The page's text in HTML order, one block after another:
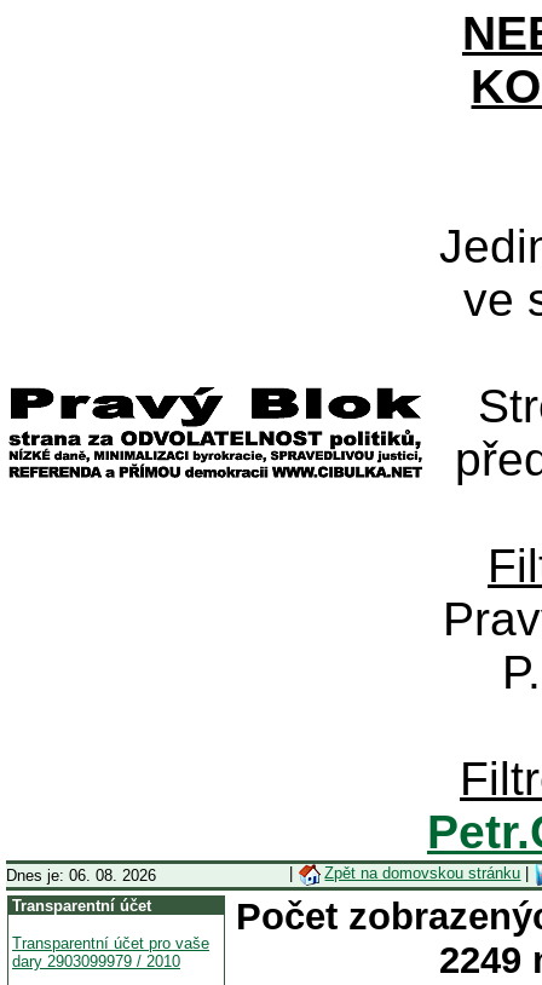
ve
Dnes je: 06. 08. 2026 Zpět na domovskou stránku
Transparentní účet
Transparentní účet pro vaše
dary 2903099979 / 2010
Počet
2249